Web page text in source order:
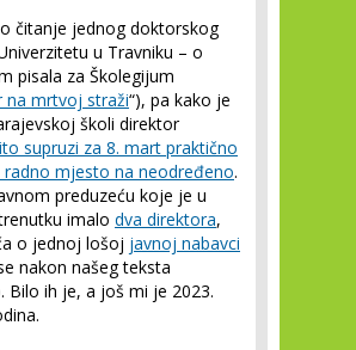
čitanje jednog doktorskog
u Travniku – o
pisala za Školegijum
na mrtvoj straži“), pa kako je
školi direktor
supruzi za 8. mart praktično
mjesto na neodređeno.
preduzeću koje je u
imalo dva direktora,
o jednoj lošoj javnoj nabavci
nakon našeg teksta
Bilo ih je, a još mi je 2023.